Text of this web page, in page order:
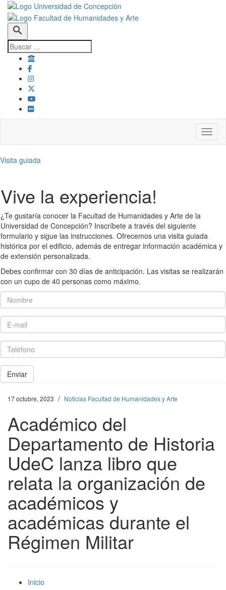
search
Visita guiada
Vive la experiencia!
¿Te gustaría conocer la Facultad de Humanidades y Arte de la
Universidad de Concepción? Inscríbete a través del siguiente
formulario y sigue las instrucciones. Ofrecemos una visita guiada
histórica por el edificio, además de entregar información académica y
de extensión personalizada.
Debes confirmar con 30 días de anticipación. Las visitas se realizarán
con un cupo de 40 personas como máximo.
Nombre
E-mail
Teléfono
Enviar
17 octubre, 2023 / Noticias Facultad de Humanidades y Arte
Académico del
Departamento de Historia
UdeC lanza libro que
relata la organización de
académicos y
académicas durante el
Régimen Militar
Inicio